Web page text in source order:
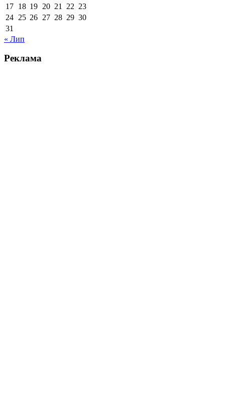
17 18 19 20 21 22 23
24 25 26 27 28 29 30
31
« Лип
Реклама